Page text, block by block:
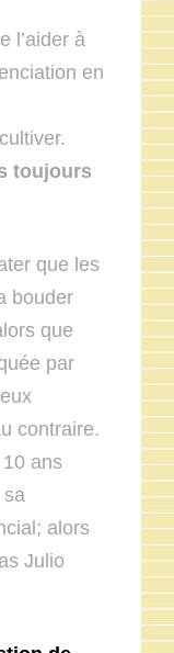
l’aider à
en
toujours
que les
bouder
que
par
contraire.
ans
sa
alors
Julio